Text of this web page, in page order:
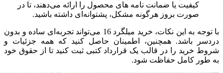
کیفیت یا ضمانت‌ نامه‌ های محصول را ارائه می‌دهند، تا در
صورت بروز هرگونه مشکل، پشتوانه‌ای داشته باشید.
با توجه به این نکات، خرید میلگرد 16 می‌تواند تجربه‌ای ساده و بدون
دردسر باشد. همچنین، اطمینان حاصل کنید که همه جزئیات و
شروط خرید را در قالب یک قرارداد کتبی ثبت کنید تا از حقوق خود
به طور کامل حفاظت شود.